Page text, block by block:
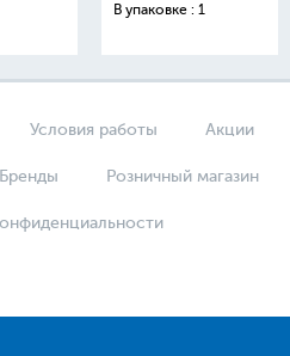
В упаковке : 1
Условия работы Акции
Бренды Розничный магазин